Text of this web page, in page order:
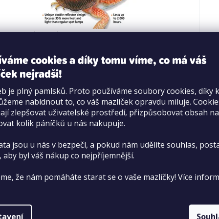
cookies a díky tomu víme, co má váš
nejradši!
je plný pamlsků. Proto používáme soubory cookies, díky
nabídnout to, co váš mazlíček opravdu miluje.
zlepšovat uživatelské prostředí, přizpůsobovat obsah
kolik páníčků u nás nakupuje.
jsou u nás v bezpečí, a pokud nám udělíte souhlas,
aby byl váš nákup co nejpříjemnější.
že nám pomáháte starat se o vaše mazlíčky! Více
Repti výhřevní lampa Basking Spot Lamp 150W
359 Kč
DO KOŠÍKU
O
l